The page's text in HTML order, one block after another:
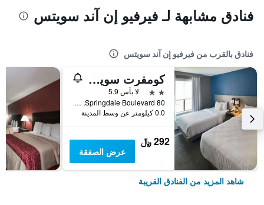
فنادق مشابهة لـ فيرفيو إن آند سويتس
فنادق بالقرب من فيرفيو إن آند سويتس
كومفرت سويتس موبيل ساوث ألاباما يونيفيرسيتي أريا
2 نجمتين
لا بأس 5.9
80 Springdale Boulevard, موبيل, AL, الولايات المتحدة الأميريكية
0.0 كيلومتر عن وسط المدينة
292 ﷼
عرض الصفقة
شاهد المزيد من الفنادق القريبة